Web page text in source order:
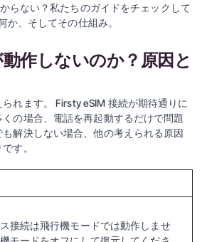
らない？私たちのガイドをチェックして
か、そしてその仕組み。
動作しないのか？原因と
られます。Firsty eSIM 接続が期待通りに
の場合、電話を再起動するだけで問題
解決しない場合、他の考えられる原因
す。
接続は飛行機モードでは動作しませ